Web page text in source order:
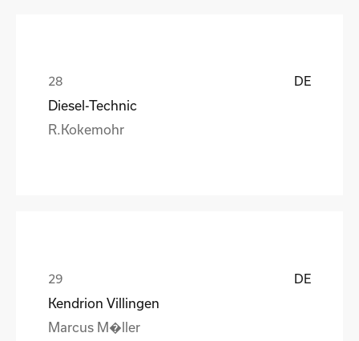
DE
Diesel-Technic
R.Kokemohr
DE
Kendrion Villingen
Marcus M�ller